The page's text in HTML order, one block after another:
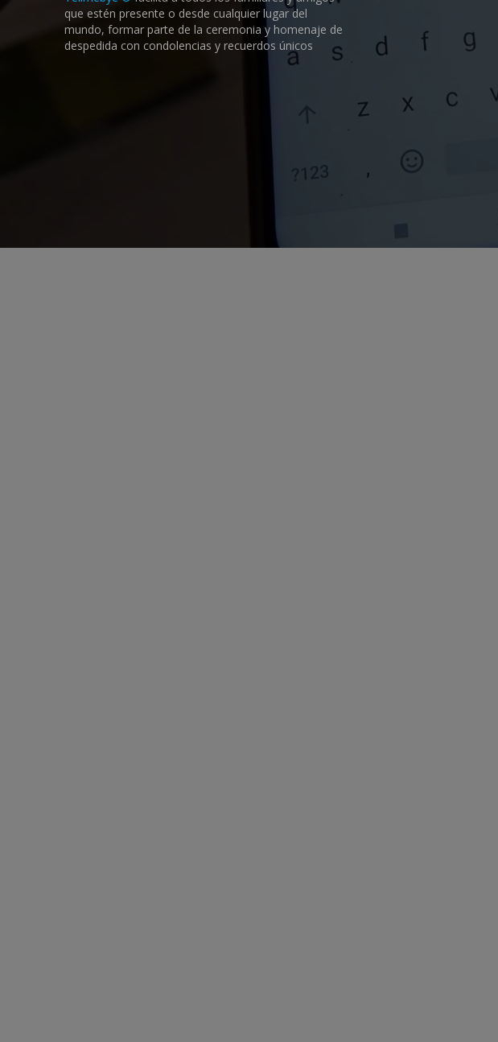
que estén presente o desde cualquier lugar del
mundo, formar parte de la ceremonia y homenaje de
despedida con condolencias y recuerdos únicos